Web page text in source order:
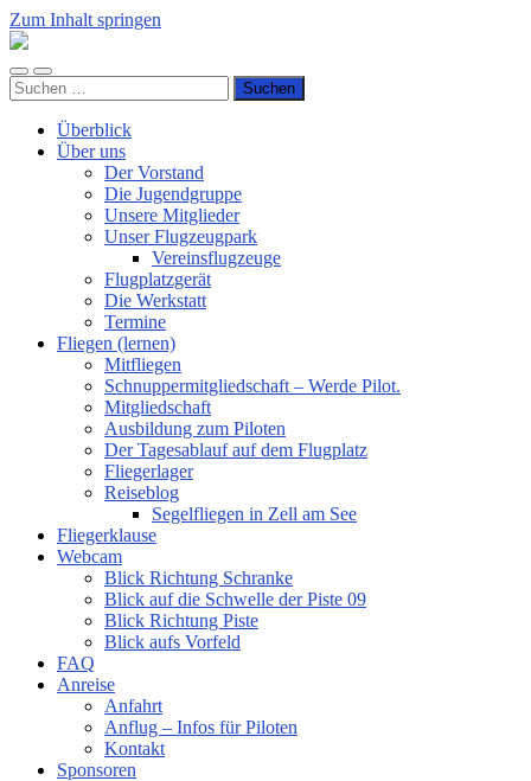
Zum Inhalt springen
Luftsportverein
e.V.
Mobile-
Menü
Suchfeld
ein-/ausblenden
Suchen
nach:
Überblick
Über uns
Der Vorstand
Die Jugendgruppe
Unsere Mitglieder
Unser Flugzeugpark
Vereinsflugzeuge
Flugplatzgerät
Die Werkstatt
Termine
Fliegen (lernen)
Mitfliegen
Schnuppermitgliedschaft – Werde Pilot.
Mitgliedschaft
Ausbildung zum Piloten
Der Tagesablauf auf dem Flugplatz
Fliegerlager
Reiseblog
Segelfliegen in Zell am See
Fliegerklause
Webcam
Blick Richtung Schranke
Blick auf die Schwelle der Piste 09
Blick Richtung Piste
Blick aufs Vorfeld
FAQ
Anreise
Anfahrt
Anflug – Infos für Piloten
Kontakt
Sponsoren